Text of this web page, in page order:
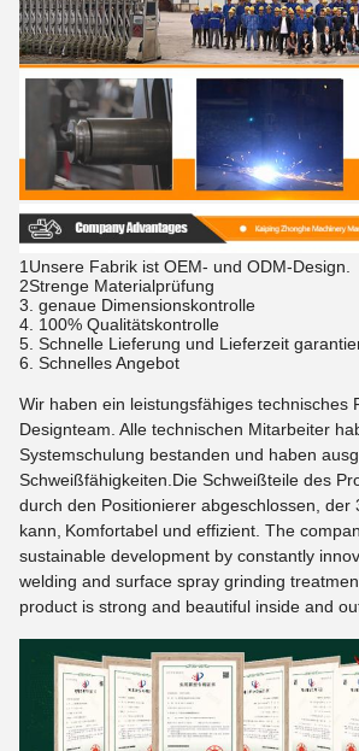
1Unsere Fabrik ist OEM- und ODM-Design.
2Strenge Materialprüfung
3. genaue Dimensionskontrolle
4. 100% Qualitätskontrolle
5. Schnelle Lieferung und Lieferzeit
6. Schnelles Angebot
Wir haben ein leistungsfähiges technisches
Designteam. Alle technischen Mitarbeiter
Systemschulung bestanden und haben
Schweißfähigkeiten.Die Schweißteile des
durch den Positionierer abgeschlossen, der
kann, Komfortabel und effizient. The
sustainable development by constantly
welding and surface spray grinding
product is strong and beautiful inside and